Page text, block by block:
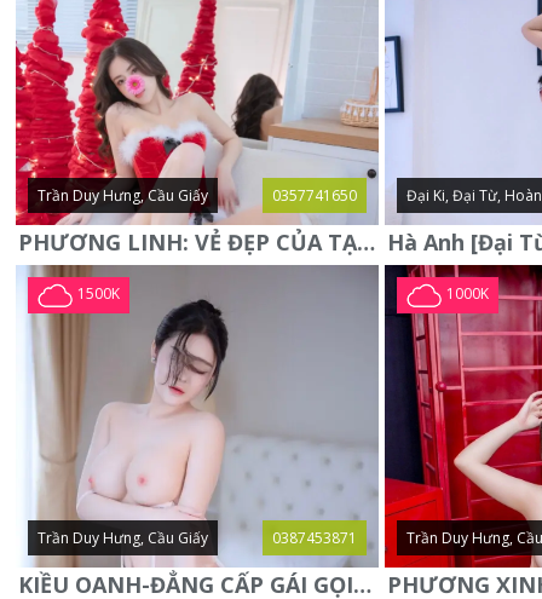
Trần Duy Hưng, Cầu Giấy 0357741650
PHƯƠNG LINH: VẺ ĐẸP CỦA TẠO HÓA, XINH ĐẸP, SEXY, QUYỄN RŨ
Đại Ki, Đại Từ,
1500K
Trần Duy Hưng, Cầu Giấy 0387453871
KIỀU OANH-ĐẲNG CẤP GÁI GỌI XINH SANG-NGOAN NGOÃN
1000K
Trần Duy Hưng,